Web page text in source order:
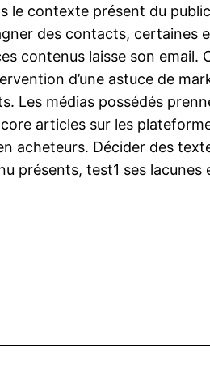
le contexte présent du
des contacts,
contenus laisse son
d’une astuce de
Les médias possédés
articles sur les
acheteurs. Décider des
présents, test1 ses